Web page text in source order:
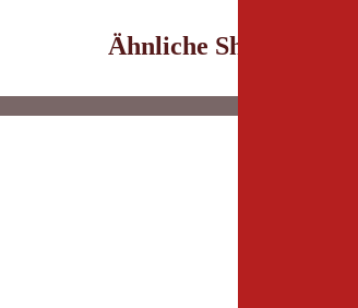
Ähnliche Shops